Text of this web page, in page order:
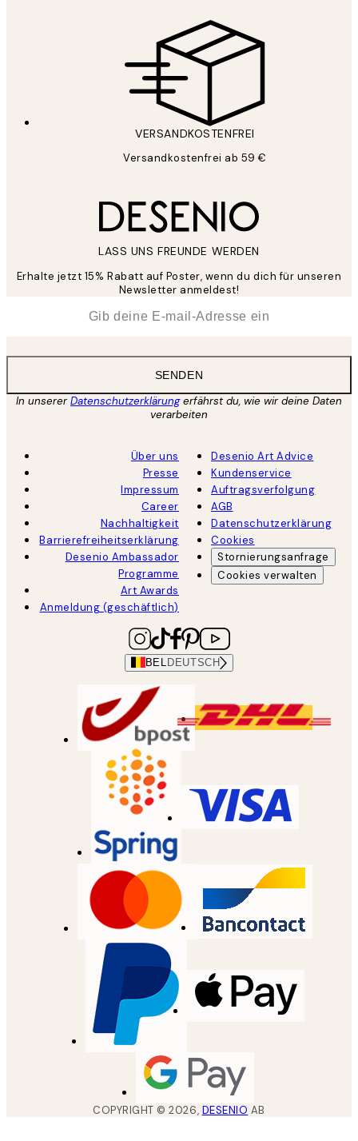
VERSANDKOSTENFREI
Versandkostenfrei ab 59 €
LASS UNS FREUNDE WERDEN
Erhalte jetzt 15% Rabatt auf Poster, wenn du dich für unseren
Newsletter anmeldest!
SENDEN
In unsererDatenschutzerklärungerfährst du, wie wir deine Daten
verarbeiten
Über uns
Presse
Impressum
Career
Nachhaltigkeit
Barrierefreiheitserklärung
Desenio Ambassador
Programme
Art Awards
Anmeldung (geschäftlich)
Desenio Art Advice
Kundenservice
Auftragsverfolgung
AGB
Datenschutzerklärung
Cookies
Stornierungsanfrage
Cookies verwalten
BEL DEUTSCH
COPYRIGHT ©2026, DESENIO AB